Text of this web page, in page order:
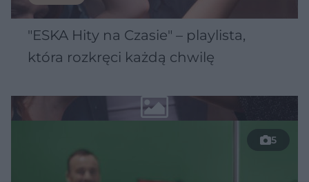
"ESKA Hity na Czasie" – playlista,
która rozkręci każdą chwilę
5